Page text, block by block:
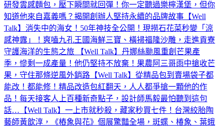
研發雲感麵包，壓下瞬間就回彈！你一定聽過樂檸漢堡，但你
知道他來自嘉義嗎？揭開創辦人堅持永續的品牌故事【Well
Talk】 消失中的海女！50年神技全公開！現撈石花菜秒變「涼
感神露」！爽嗑九孔王國海鮮三寶、橫掃福隆沙雕，走進貢寮
守護海洋的生態之旅 【Well Talk】 丹娜絲颱風重創芒果產
季，慘剩一成產量！他仍堅持不放棄！果農阿三哥雨中搶收芒
果，守住那條逆風外銷路【Well Talk】‪ 從精品包到賣場袋子都
能改！都能修！精品改造包紅翻天，人人都爭搶一顆他的作
品！每天接客人上百種新奇點子，設計師馬毅最怕聽到這句
話…【Well Talk】 一上市就秒殺，藏家秒買七件！台灣絞胎陶
藝師黃歆淳，《樁象與花》個展驚豔全場，斑蝶、椿象、葉蛾